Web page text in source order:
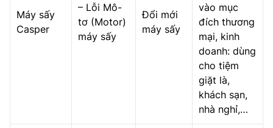
Máy sấy
Casper
– Lỗi Mô-
tơ (Motor)
máy sấy
Đổi mới
máy sấy
vào mục
đích thương
mại, kinh
doanh: dùng
cho tiệm
giặt là,
khách sạn,
nhà nghỉ,…